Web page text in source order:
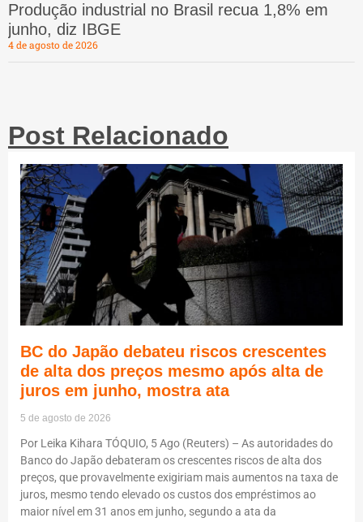
Produção industrial no Brasil recua 1,8% em
junho, diz IBGE
4 de agosto de 2026
Post Relacionado
BC do Japão debateu riscos crescentes
de alta dos preços mesmo após alta de
juros em junho, mostra ata
5 de agosto de 2026
Por Leika Kihara TÓQUIO, 5 Ago (Reuters) – As autoridades do
Banco do Japão debateram os crescentes riscos de alta dos
preços, que provavelmente exigiriam mais aumentos na taxa de
juros, mesmo tendo elevado os custos dos empréstimos ao
maior nível em 31 anos em junho, segundo a ata da